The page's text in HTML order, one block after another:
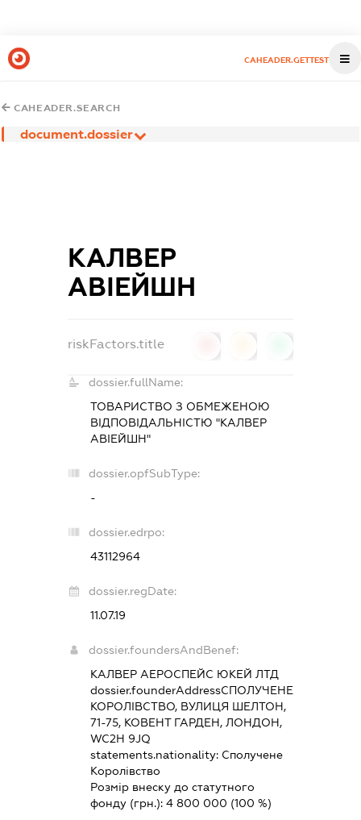
CAHEADER.GETTEST
CAHEADER.SEARCH
document.dossier
КАЛВЕР
АВІЕЙШН
riskFactors.title
dossier.fullName:
ТОВАРИСТВО З ОБМЕЖЕНОЮ
ВІДПОВІДАЛЬНІСТЮ "КАЛВЕР
АВІЕЙШН"
dossier.opfSubType:
-
dossier.edrpo:
43112964
dossier.regDate:
11.07.19
dossier.foundersAndBenef:
КАЛВЕР АЕРОСПЕЙС ЮКЕЙ ЛТД
dossier.founderAddressСПОЛУЧЕНЕ
КОРОЛІВСТВО, ВУЛИЦЯ ШЕЛТОН,
71-75, КОВЕНТ ГАРДЕН, ЛОНДОН,
WC2H 9JQ
statements.nationality: Сполучене
Королівство
Розмір внеску до статутного
фонду (грн.):4 800 000 (100 %)